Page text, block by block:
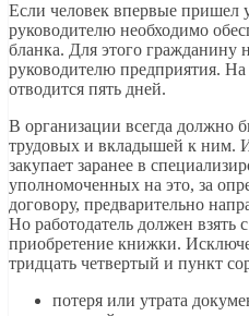
Если человек впервые пришел
руководителю необходимо
бланка. Для этого гражданину
руководителю предприятия.
отводится пять дней.
В организации всегда должно
трудовых и вкладышей к ним.
закупает заранее в
уполномоченных на это, за
договору, предварительно
Но работодатель должен взять
приобретение книжки.
тридцать четвертый и пункт
потеря или утрата